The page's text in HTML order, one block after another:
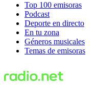
Top 100 emisoras
Podcast
Deporte en directo
En tu zona
Géneros musicales
Temas de emisoras